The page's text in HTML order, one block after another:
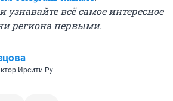
узнавайте всё самое интересное
региона первыми.
Ирсити.Ру